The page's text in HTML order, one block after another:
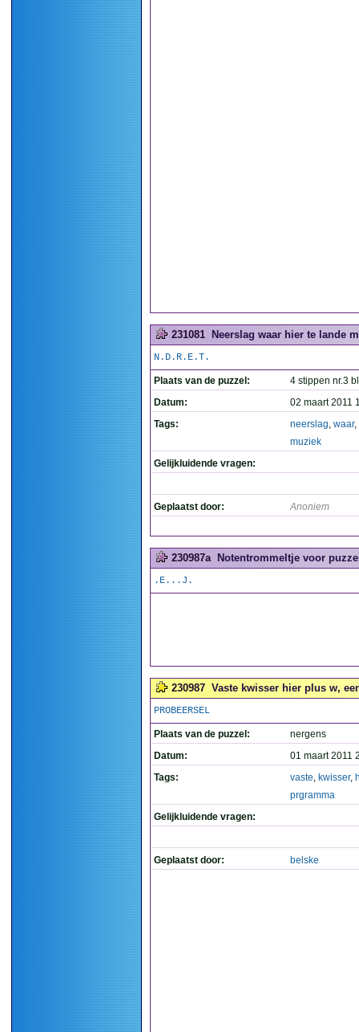
231081 Neerslag waar hier te lande
N.D.R.E.T.
Plaats van de puzzel:
4 stippen nr.3
Datum:
02 maart 2011
Tags:
neerslag, waar,
muziek
Gelijkluidende vragen:
Geplaatst door: Anoniem
230987a Notentrommeltje voor
.E...J.
230987 Vaste kwisser hier plus w,
PROBEERSEL
Plaats van de puzzel:
nergens
Datum:
01 maart 2011
Tags:
vaste, kwisser,
prgramma
Gelijkluidende vragen:
Geplaatst door: belske